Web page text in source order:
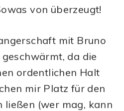
von überzeugt!
mit Bruno
da die
ordentlichen Halt
mir Platz für den
ließen (wer mag, kann